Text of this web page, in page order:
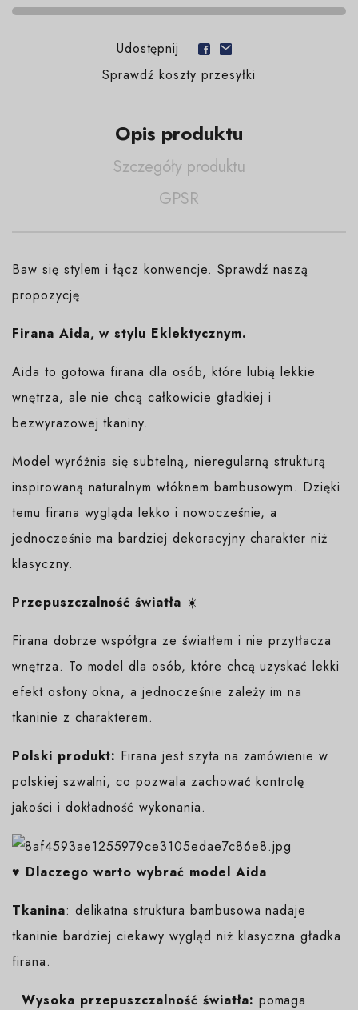
Udostępnij
Sprawdź koszty przesyłki
Opis produktu
Szczegóły produktu
GPSR
Baw się stylem i łącz konwencje. Sprawdź naszą
propozycję.
Firana Aida, w stylu Eklektycznym.
Aida to gotowa firana dla osób, które lubią lekkie
wnętrza, ale nie chcą całkowicie gładkiej i
bezwyrazowej tkaniny.
Model wyróżnia się subtelną, nieregularną strukturą
inspirowaną naturalnym włóknem bambusowym. Dzięki
temu firana wygląda lekko i nowocześnie, a
jednocześnie ma bardziej dekoracyjny charakter niż
klasyczny.
Przepuszczalność światła ☀️
Firana dobrze współgra ze światłem i nie przytłacza
wnętrza. To model dla osób, które chcą uzyskać lekki
efekt osłony okna, a jednocześnie zależy im na
tkaninie z charakterem.
Polski produkt: Firana jest szyta na zamówienie w
polskiej szwalni, co pozwala zachować kontrolę
jakości i dokładność wykonania.
♥️ Dlaczego warto wybrać model Aida
Tkanina: delikatna struktura bambusowa nadaje
tkaninie bardziej ciekawy wygląd niż klasyczna gładka
firana.
Wysoka przepuszczalność światła: pomaga